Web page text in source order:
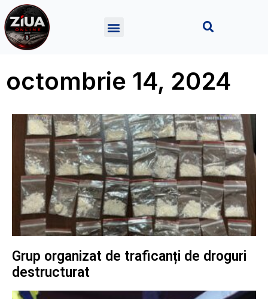
octombrie 14, 2024
Grup organizat de traficanți de droguri
destructurat